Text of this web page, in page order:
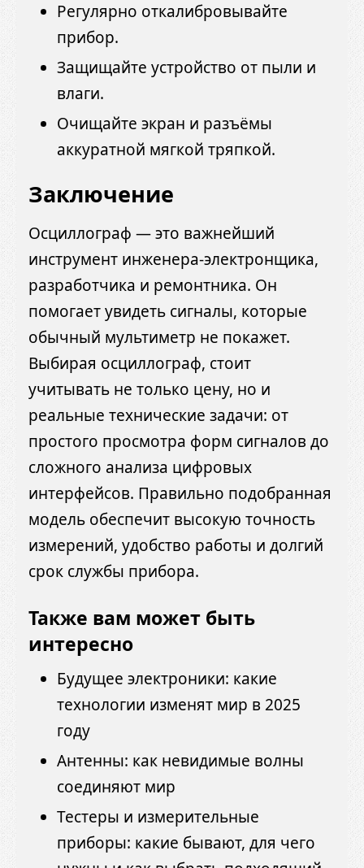
Регулярно откалибровывайте
прибор.
Защищайте устройство от пыли и
влаги.
Очищайте экран и разъёмы
аккуратной мягкой тряпкой.
Заключение
Осциллограф — это важнейший
инструмент инженера-электронщика,
разработчика и ремонтника. Он
помогает увидеть сигналы, которые
обычный мультиметр не покажет.
Выбирая осциллограф, стоит
учитывать не только цену, но и
реальные технические задачи: от
простого просмотра форм сигналов до
сложного анализа цифровых
интерфейсов. Правильно подобранная
модель обеспечит высокую точность
измерений, удобство работы и долгий
срок службы прибора.
Также вам может быть
интересно
Будущее электроники: какие
технологии изменят мир в 2025
году
Антенны: как невидимые волны
соединяют мир
Тестеры и измерительные
приборы: какие бывают, для чего